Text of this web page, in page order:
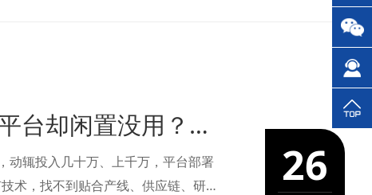
【AI 场景挖掘培训】砸百万搭建 AI 平台却闲置没用？制造业 AI 落地，先找对场景！
动辄投入几十万、上千万，平台部署
术，找不到贴合产线、供应链、研发
26